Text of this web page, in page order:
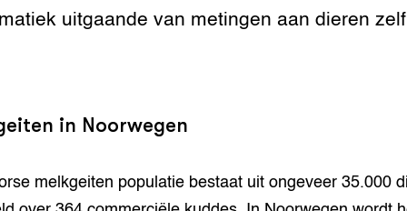
uitgaande van metingen aan dieren
in Noorwegen
melkgeiten populatie bestaat uit ongeveer 35.000